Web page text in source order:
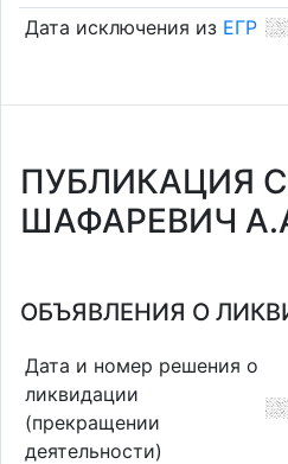
Дата исключения из ЕГР
ПУБЛИКАЦИЯ
ШАФАРЕВИЧ
ОБЪЯВЛЕНИЯ О
Дата и номер решения о
ликвидации
(прекращении
деятельности)